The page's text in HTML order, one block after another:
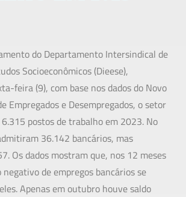
do Departamento Intersindical de
Socioeconômicos (Dieese),
feira (9), com base nos dados do Novo
Empregados e Desempregados, o setor
postos de trabalho em 2023. No
36.142 bancários, mas
Os dados mostram que, nos 12 meses
de empregos bancários se
Apenas em outubro houve saldo